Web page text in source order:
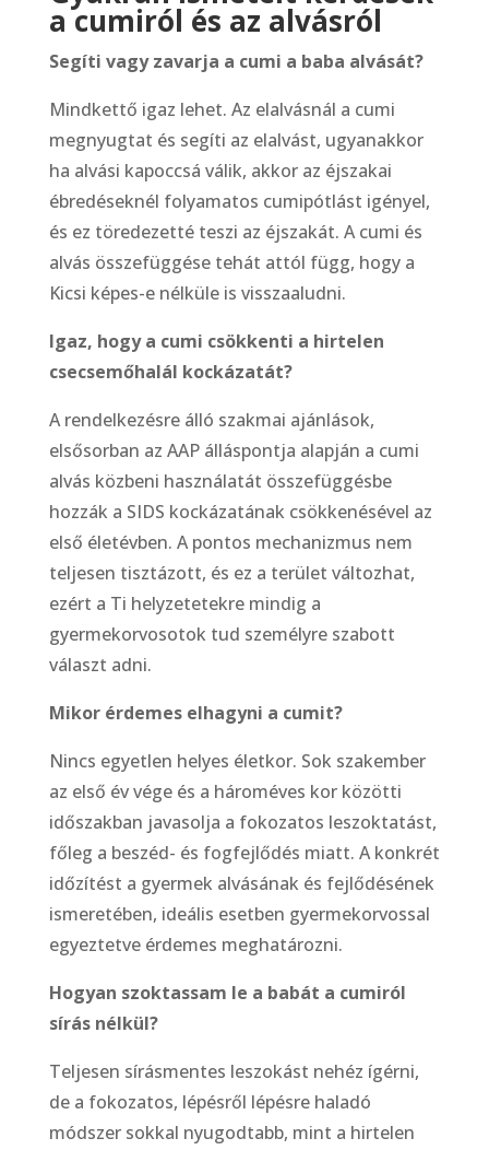
a cumiról és az alvásról
Segíti vagy zavarja a cumi a baba alvását?
Mindkettő igaz lehet. Az elalvásnál a cumi
megnyugtat és segíti az elalvást, ugyanakkor
ha alvási kapoccsá válik, akkor az éjszakai
ébredéseknél folyamatos cumipótlást igényel,
és ez töredezetté teszi az éjszakát. A cumi és
alvás összefüggése tehát attól függ, hogy a
Kicsi képes-e nélküle is visszaaludni.
Igaz, hogy a cumi csökkenti a hirtelen
csecsemőhalál kockázatát?
A rendelkezésre álló szakmai ajánlások,
elsősorban az AAP álláspontja alapján a cumi
alvás közbeni használatát összefüggésbe
hozzák a SIDS kockázatának csökkenésével az
első életévben. A pontos mechanizmus nem
teljesen tisztázott, és ez a terület változhat,
ezért a Ti helyzetetekre mindig a
gyermekorvosotok tud személyre szabott
választ adni.
Mikor érdemes elhagyni a cumit?
Nincs egyetlen helyes életkor. Sok szakember
az első év vége és a hároméves kor közötti
időszakban javasolja a fokozatos leszoktatást,
főleg a beszéd- és fogfejlődés miatt. A konkrét
időzítést a gyermek alvásának és fejlődésének
ismeretében, ideális esetben gyermekorvossal
egyeztetve érdemes meghatározni.
Hogyan szoktassam le a babát a cumiról
sírás nélkül?
Teljesen sírásmentes leszokást nehéz ígérni,
de a fokozatos, lépésről lépésre haladó
módszer sokkal nyugodtabb, mint a hirtelen